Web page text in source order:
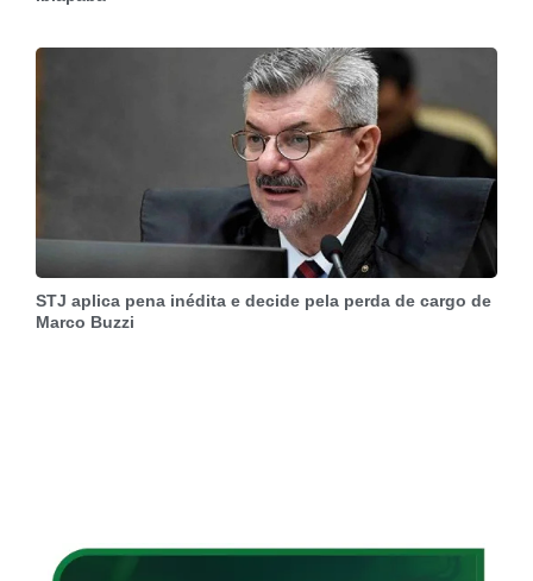
STJ aplica pena inédita e decide pela perda de cargo de
Marco Buzzi